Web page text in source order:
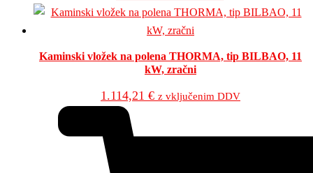
Kaminski vložek na polena THORMA, tip BILBAO, 11
kW, zračni
1.114,21 € z vključenim DDV